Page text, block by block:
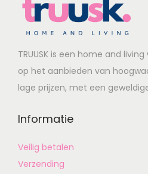
TRUUSK is een home and
op het aanbieden van
lage prijzen, met een
Informatie
Veilig betalen
Verzending